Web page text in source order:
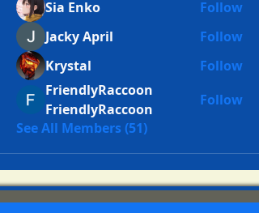
Sia Enko
Follow
Jacky April
Follow
Krystal
Follow
FriendlyRaccoon
FriendlyRaccoon
Follow
See All Members (51)